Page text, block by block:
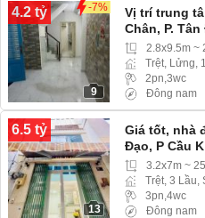
4.2 tỷ -7%
9
Vị trí trung
Chân, P.
2.8x9.5m ~
Trệt, Lửng,
2pn,3wc
Đông nam
6.5 tỷ
13
Giá tốt, nhà
Đạo, P Cầu
3.2x7m ~
Trệt, 3 Lầu,
3pn,4wc
Đông nam